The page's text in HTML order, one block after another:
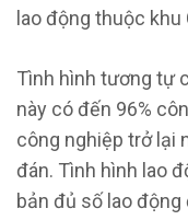
lao động thuộc khu
Tình hình tương tự
này có đến 96%
công nghiệp trở lại
đán. Tình hình lao
bản đủ số lao